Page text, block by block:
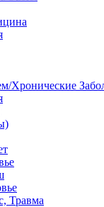
Хронические
Травма